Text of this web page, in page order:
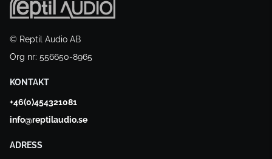
© Reptil Audio AB
Org nr: 556650-8965
KONTAKT
+46(0)454321081
info@reptilaudio.se
ADRESS